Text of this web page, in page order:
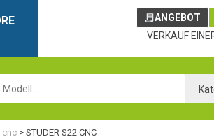
ANGEBOT
VERKAUF
cnc > STUDER S22 CNC